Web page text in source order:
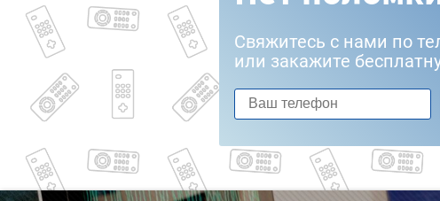
Свяжитесь с нами по
или закажите